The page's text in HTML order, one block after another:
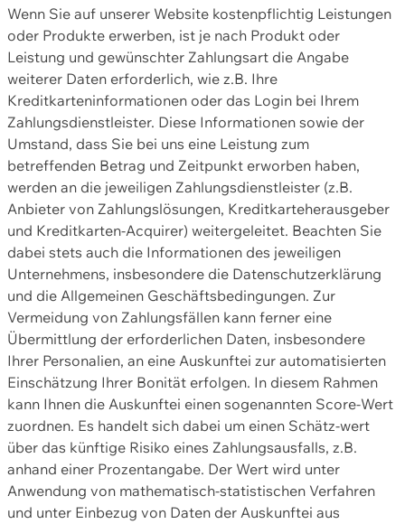
Wenn Sie auf unserer Website kostenpflichtig Leistungen
oder Produkte erwerben, ist je nach Produkt oder
Leistung und gewünschter Zahlungsart die Angabe
weiterer Daten erforderlich, wie z.B. Ihre
Kreditkarteninformationen oder das Login bei Ihrem
Zahlungsdienstleister. Diese Informationen sowie der
Umstand, dass Sie bei uns eine Leistung zum
betreffenden Betrag und Zeitpunkt erworben haben,
werden an die jeweiligen Zahlungsdienstleister (z.B.
Anbieter von Zahlungslösungen, Kreditkarteherausgeber
und Kreditkarten-Acquirer) weitergeleitet. Beachten Sie
dabei stets auch die Informationen des jeweiligen
Unternehmens, insbesondere die Datenschutzerklärung
und die Allgemeinen Geschäftsbedingungen. Zur
Vermeidung von Zahlungsfällen kann ferner eine
Übermittlung der erforderlichen Daten, insbesondere
Ihrer Personalien, an eine Auskunftei zur automatisierten
Einschätzung Ihrer Bonität erfolgen. In diesem Rahmen
kann Ihnen die Auskunftei einen sogenannten Score-Wert
zuordnen. Es handelt sich dabei um einen Schätz-wert
über das künftige Risiko eines Zahlungsausfalls, z.B.
anhand einer Prozentangabe. Der Wert wird unter
Anwendung von mathematisch-statistischen Verfahren
und unter Einbezug von Daten der Auskunftei aus